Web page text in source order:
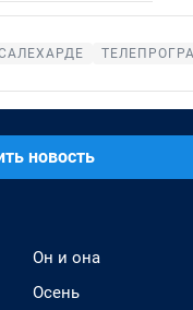
новость
Он и она
Осень